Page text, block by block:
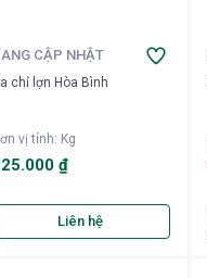
CẬP NHẬT
chỉ lợn Hòa Bình
vị tính: Kg
₫
Liên hệ